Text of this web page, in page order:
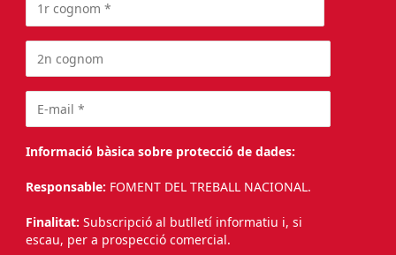
Informació bàsica sobre protecció de dades:
Responsable: FOMENT DEL TREBALL NACIONAL.
Finalitat: Subscripció al butlletí informatiu i, si
escau, per a prospecció comercial.